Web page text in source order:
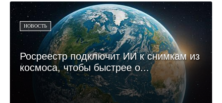
НОВОСТЬ
Росреестр подключит ИИ к снимкам из
космоса, чтобы быстрее о...